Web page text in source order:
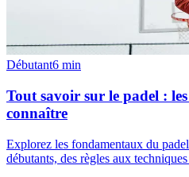
Débutant6 min
Tout savoir sur le padel : les
connaître
Explorez les fondamentaux du
débutants, des règles aux